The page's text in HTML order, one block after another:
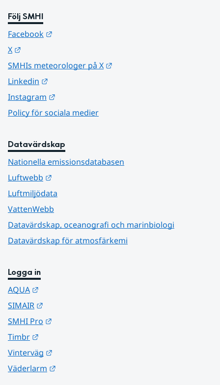
Följ SMHI
Facebook
X
SMHIs meteorologer på X
Linkedin
Instagram
Policy för sociala medier
Datavärdskap
Nationella emissionsdatabasen
Luftwebb
Luftmiljödata
VattenWebb
Datavärdskap, oceanografi och marinbiologi
Datavärdskap för atmosfärkemi
Logga in
AQUA
SIMAIR
SMHI Pro
Timbr
Vinterväg
Väderlarm